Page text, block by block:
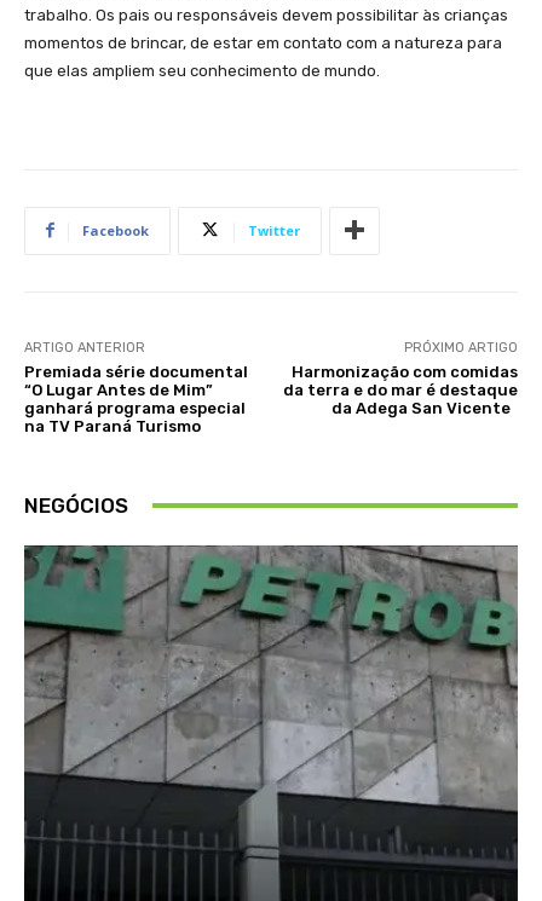
trabalho. Os pais ou responsáveis devem possibilitar às crianças
momentos de brincar, de estar em contato com a natureza para
que elas ampliem seu conhecimento de mundo.
Facebook Twitter
ARTIGO ANTERIOR
Premiada série documental
“O Lugar Antes de Mim”
ganhará programa especial
na TV Paraná Turismo
PRÓXIMO ARTIGO
Harmonização com comidas
da terra e do mar é destaque
da Adega San Vicente
NEGÓCIOS